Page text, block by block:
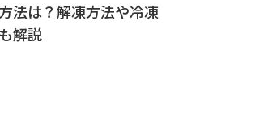
法は？解凍方法や冷凍
解説